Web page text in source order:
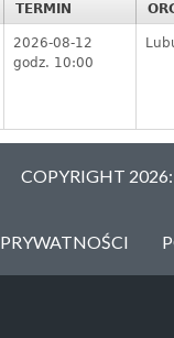
TERMIN
2026-08-12
godz. 10:00
COPYRIGHT